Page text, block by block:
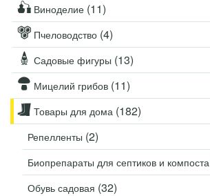
Виноделие (11)
Пчеловодство (4)
Садовые фигуры (13)
Мицелий грибов (11)
Товары для дома (182)
Репелленты (2)
Биопрепараты для септиков и компоста
Обувь садовая (32)